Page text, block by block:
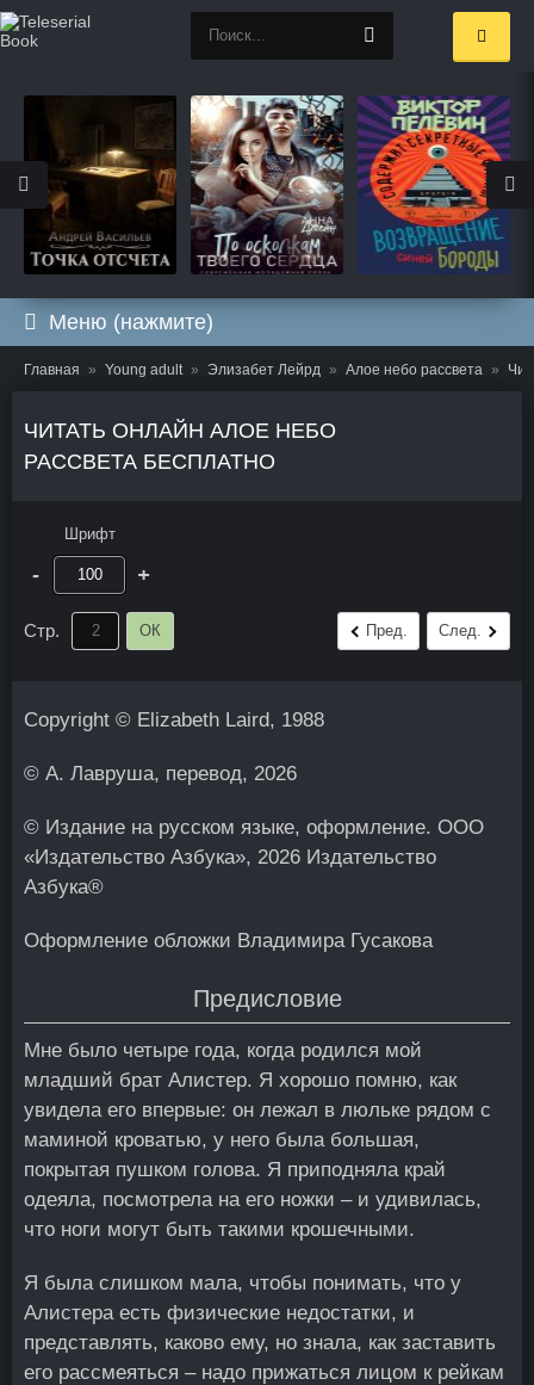
Меню (нажмите)
Главная Young adult Элизабет Лейрд Алое небо рассвета
ЧИТАТЬ ОНЛАЙН АЛОЕ НЕБО
РАССВЕТА БЕСПЛАТНО
Шрифт
- +
Стр. ОК Пред. След.
Copyright © Elizabeth Laird, 1988
© А. Лавруша, перевод, 2026
© Издание на русском языке, оформление. ООО
«Издательство Азбука», 2026 Издательство
Азбука®
Оформление обложки Владимира Гусакова
Предисловие
Мне было четыре года, когда родился мой
младший брат Алистер. Я хорошо помню, как
увидела его впервые: он лежал в люльке рядом с
маминой кроватью, у него была большая,
покрытая пушком голова. Я приподняла край
одеяла, посмотрела на его ножки – и удивилась,
что ноги могут быть такими крошечными.
Я была слишком мала, чтобы понимать, что у
Алистера есть физические недостатки, и
представлять, каково ему, но знала, как заставить
его рассмеяться – надо прижаться лицом к рейкам